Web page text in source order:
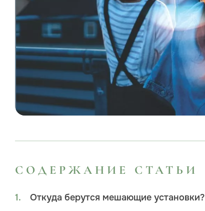
СОДЕРЖАНИЕ СТАТЬИ
Откуда берутся мешающие установки?